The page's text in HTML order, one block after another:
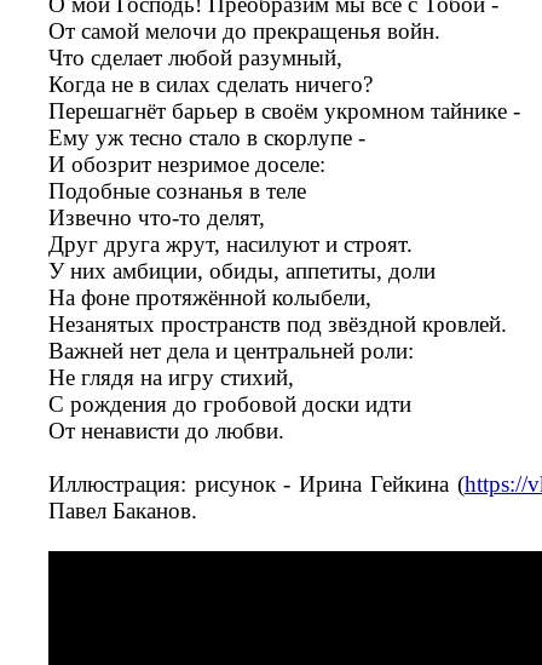
От самой мелочи до прекращенья войн.
Что сделает любой разумный,
Когда не в силах сделать ничего?
Перешагнёт барьер в своём укромном тайнике -
Ему уж тесно стало в скорлупе -
И обозрит незримое доселе:
Подобные сознанья в теле
Извечно что-то делят,
Друг друга жрут, насилуют и строят.
У них амбиции, обиды, аппетиты, доли
На фоне протяжённой колыбели,
Незанятых пространств под звёздной кровлей.
Важней нет дела и центральней роли:
Не глядя на игру стихий,
С рождения до гробовой доски идти
От ненависти до любви.
Иллюстрация: рисунок - Ирина Гейкина (https://
Павел Баканов.